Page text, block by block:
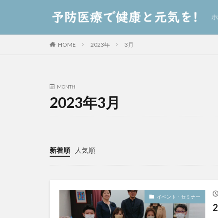
HOME 2023年 3月
MONTH
2023年3月
新着順 人気順
イベント・セミナー